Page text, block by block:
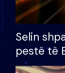
Selin
pestë të
çmimin e